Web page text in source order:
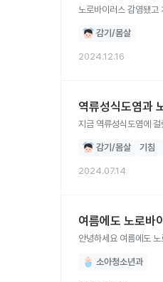
노로바이러스 감염됐고
감기/몸살
2024.12.16
역류성식도염과
지금 역류성식도염에
감기/몸살 기침
2024.07.14
여름에도 노로바
안녕하세요 여름에도
소아청소년과